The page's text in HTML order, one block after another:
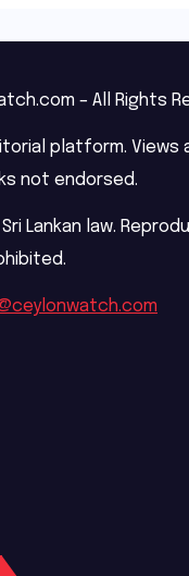
– All Rights
platform. Views
not endorsed.
Lankan law.